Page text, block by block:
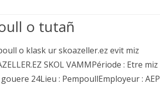
o tutañ
o klask ur skoazeller.ez evit miz
SKOL VAMMPériode : Etre miz
24Lieu : PempoullEmployeur : AEP